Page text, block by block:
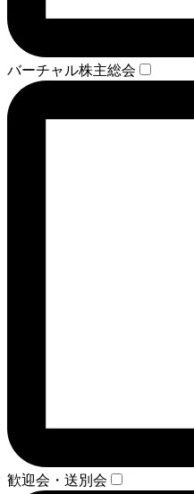
バーチャル株主総会
歓迎会・送別会